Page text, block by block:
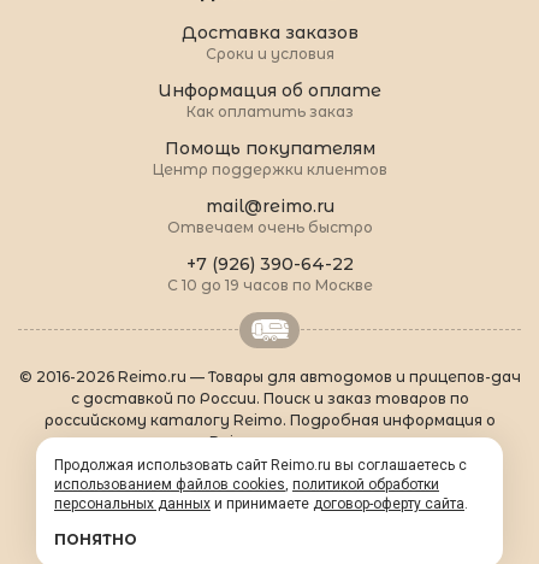
Доставка заказов
Сроки и условия
Информация об оплате
Как оплатить заказ
Помощь покупателям
Центр поддержки клиентов
mail@reimo.ru
Отвечаем очень быстро
+7 (926) 390-64-22
С 10 до 19 часов по Москве
© 2016-2026 Reimo.ru — Товары для автодомов и прицепов-дач
с доставкой по России. Поиск и заказ товаров по
российскому каталогу Reimo. Подробная информация о
товарах Reimo на русском языке.
О Reimo
| Популярные товары | Формальности
Контакты
| sitemap.xml
Продолжая использовать сайт Reimo.ru вы соглашаетесь с
использованием файлов cookies, политикой обработки
персональных данных и принимаете договор-оферту сайта.
ПОНЯТНО